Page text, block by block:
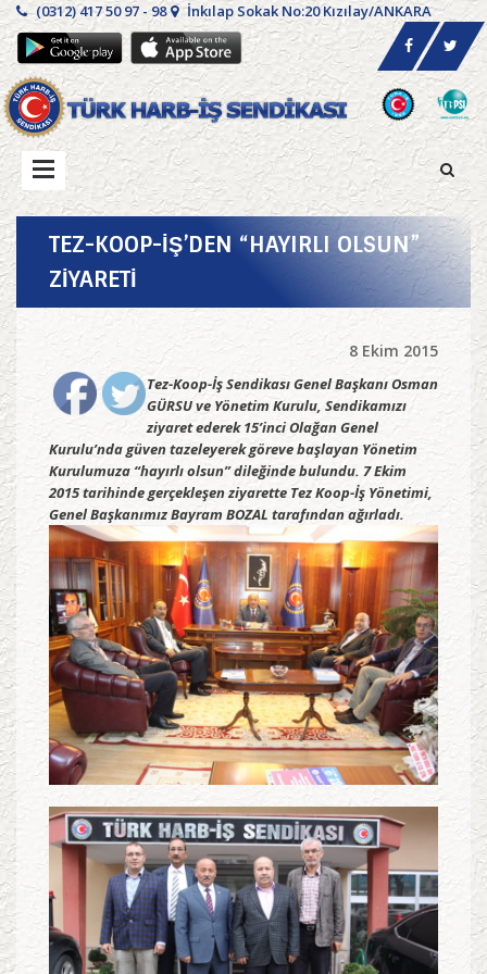
(0312) 417 50 97 - 98 İnkılap Sokak No:20 Kızılay/ANKARA
TEZ-KOOP-İŞ’DEN “HAYIRLI OLSUN”
ZİYARETİ
8 Ekim 2015
Tez-Koop-İş Sendikası Genel Başkanı Osman
GÜRSU ve Yönetim Kurulu, Sendikamızı
ziyaret ederek 15’inci Olağan Genel
Kurulu’nda güven tazeleyerek göreve başlayan Yönetim
Kurulumuza “hayırlı olsun” dileğinde bulundu. 7 Ekim
2015 tarihinde gerçekleşen ziyarette Tez Koop-İş Yönetimi,
Genel Başkanımız Bayram BOZAL tarafından ağırladı.